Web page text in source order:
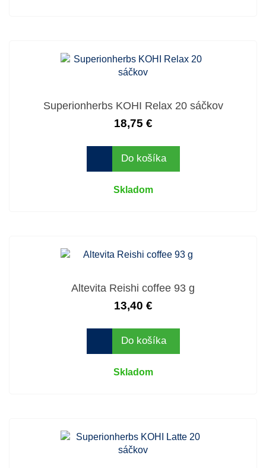
Superionherbs KOHI Relax 20 sáčkov
18,75 €
Do košíka
Skladom
Altevita Reishi coffee 93 g
13,40 €
Do košíka
Skladom